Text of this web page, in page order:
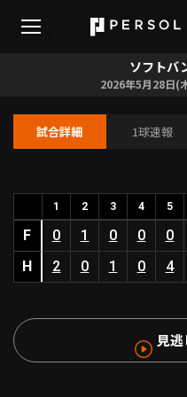
HOME
動画
ソフトバ
2026年5月28日
試合詳細 1球速報
1 2 3 4 5
F 0 1 0 0 0
H
2 0 1 0 4
見